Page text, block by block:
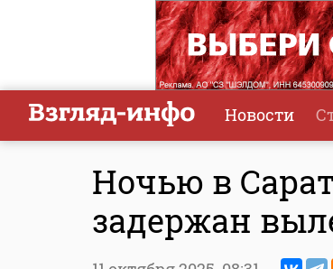
Новости
Ночью в
задержан